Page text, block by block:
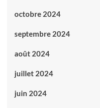
octobre 2024
septembre 2024
août 2024
juillet 2024
juin 2024